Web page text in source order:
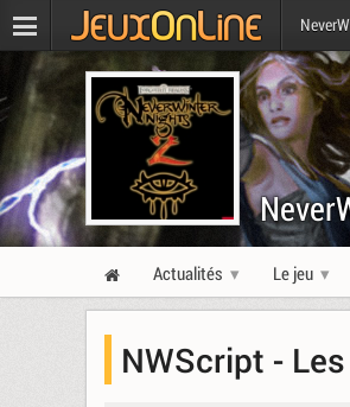
Actualités Le jeu
NWScript -